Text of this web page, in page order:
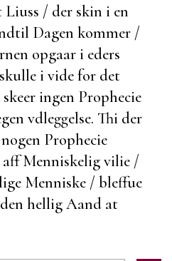
Liuss / der skin i en
Dagen kommer /
opgaar i eders
i vide for det
ingen Prophecie
vdleggelse. Thi der
Prophecie
Menniskelig vilie /
Menniske / bleffue
hellig Aand at